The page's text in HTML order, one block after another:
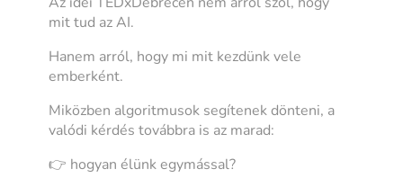
mit tud az AI.
Hanem arról, hogy mi mit kezdünk vele
emberként.
Miközben algoritmusok segítenek dönteni, a
valódi kérdés továbbra is az marad:
👉 hogyan élünk egymással?